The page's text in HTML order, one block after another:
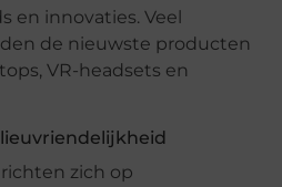
en innovaties. Veel
de nieuwste producten
VR-headsets en
zich op